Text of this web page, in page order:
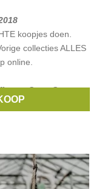
koopjes doen.
collecties ALLES
online.
,Cars,Gymp,